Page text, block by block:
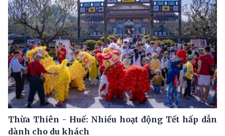
Thừa Thiên - Huế: Nhiều hoạt động Tết hấp dẫn
dành cho du khách